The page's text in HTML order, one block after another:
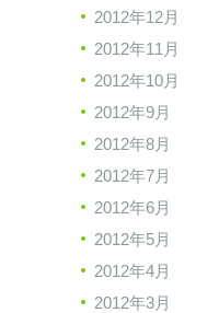
2012年12月
2012年11月
2012年10月
2012年9月
2012年8月
2012年7月
2012年6月
2012年5月
2012年4月
2012年3月